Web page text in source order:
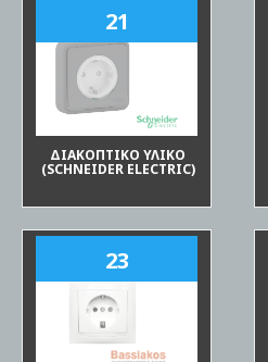
21
ΔΙΑΚΟΠΤΙΚΟ ΥΛΙΚΟ
(SCHNEIDER ELECTRIC)
23